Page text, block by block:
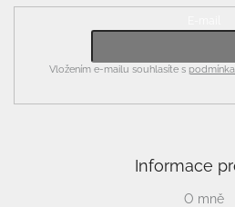
Vložením e-mailu souhlasíte s
Informace
O mně